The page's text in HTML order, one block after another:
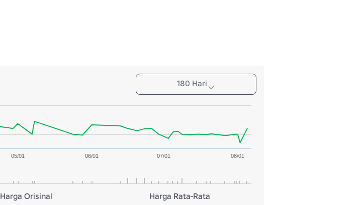
180 Hari
05/01 06/01 07/01 08/01
Harga Orisinal Harga Rata-Rata